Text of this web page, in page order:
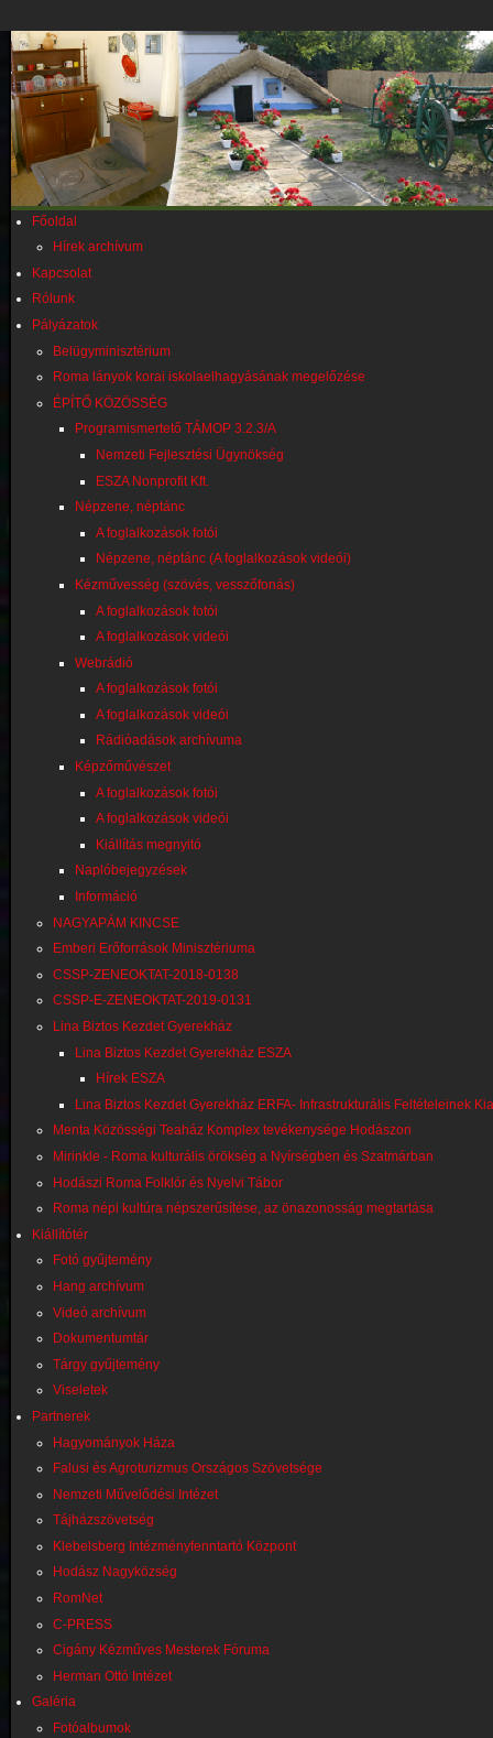
Főoldal
Hírek archívum
Kapcsolat
Rólunk
Pályázatok
Belügyminisztérium
Roma lányok korai iskolaelhagyásának megelőzése
ÉPÍTŐ KÖZÖSSÉG
Programismertető TÁMOP 3.2.3/A
Nemzeti Fejlesztési Ügynökség
ESZA Nonprofit Kft.
Népzene, néptánc
A foglalkozások fotói
Népzene, néptánc (A foglalkozások videói)
Kézművesség (szövés, vesszőfonás)
A foglalkozások fotói
A foglalkozások videói
Webrádió
A foglalkozások fotói
A foglalkozások videói
Rádióadások archívuma
Képzőművészet
A foglalkozások fotói
A foglalkozások videói
Kiállítás megnyitó
Naplóbejegyzések
Információ
NAGYAPÁM KINCSE
Emberi Erőforrások Minisztériuma
CSSP-ZENEOKTAT-2018-0138
CSSP-E-ZENEOKTAT-2019-0131
Lina Biztos Kezdet Gyerekház
Lina Biztos Kezdet Gyerekház ESZA
Hírek ESZA
Lina Biztos Kezdet Gyerekház ERFA- Infrastrukturális Feltételeinek
Menta Közösségi Teaház Komplex tevékenysége Hodászon
Mirinkle - Roma kulturális örökség a Nyírségben és Szatmárban
Hodászi Roma Folklór és Nyelvi Tábor
Roma népi kultúra népszerűsítése, az önazonosság megtartása
Kiállítótér
Fotó gyűjtemény
Hang archívum
Videó archívum
Dokumentumtár
Tárgy gyűjtemény
Viseletek
Partnerek
Hagyományok Háza
Falusi és Agroturizmus Országos Szövetsége
Nemzeti Művelődési Intézet
Tájházszövetség
Klebelsberg Intézményfenntartó Központ
Hodász Nagyközség
RomNet
C-PRESS
Cigány Kézműves Mesterek Fóruma
Herman Ottó Intézet
Galéria
Fotóalbumok